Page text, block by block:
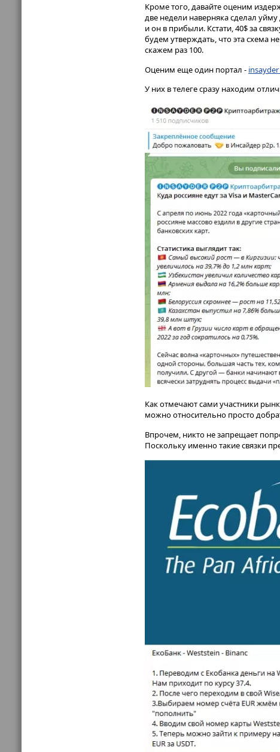
Кроме того, давайте оценим
две недели наверняка сделал
и он в прибыли. Кстати, 40$ за
будем утверждать, что эта схема
скажем раз 100.
Оценим еще один портал - insayder
У них в телеге сразу находим
Как отмечают сами участники
можно относительно просто
Впрочем, никто не запрещает
Поскольку именно такие связки